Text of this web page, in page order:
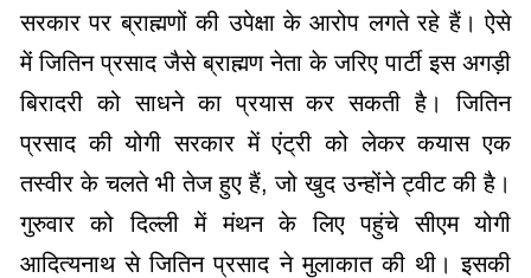
सरकार पर ब्राह्मणों की उपेक्षा के आरोप लगते रहे हैं। ऐसे
में जितिन प्रसाद जैसे ब्राह्मण नेता के जरिए पार्टी इस अगड़ी
बिरादरी को साधने का प्रयास कर सकती है। जितिन
प्रसाद की योगी सरकार में एंट्री को लेकर कयास एक
तस्वीर के चलते भी तेज हुए हैं, जो खुद उन्होंने ट्वीट की है।
गुरुवार को दिल्ली में मंथन के लिए पहुंचे सीएम योगी
आदित्यनाथ से जितिन प्रसाद ने मुलाकात की थी। इसकी